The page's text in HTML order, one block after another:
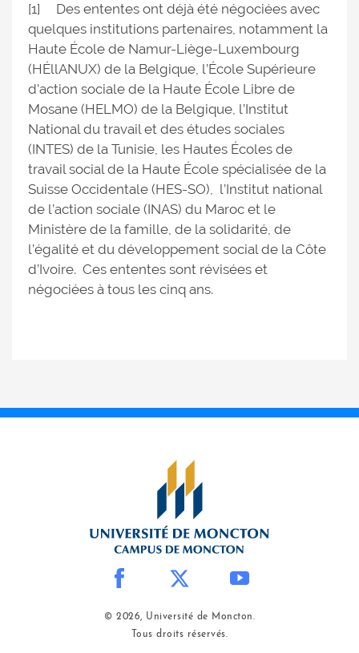
[1] Des ententes ont déjà été négociées avec
quelques institutions partenaires, notamment la
Haute École de Namur-Liège-Luxembourg
(HÉllANUX) de la Belgique, l’École Supérieure
d’action sociale de la Haute École Libre de
Mosane (HELMO) de la Belgique, l’Institut
National du travail et des études sociales
(INTES) de la Tunisie, les Hautes Écoles de
travail social de la Haute École spécialisée de la
Suisse Occidentale (HES-SO), l’Institut national
de l’action sociale (INAS) du Maroc et le
Ministère de la famille, de la solidarité, de
l’égalité et du développement social de la Côte
d’Ivoire. Ces ententes sont révisées et
négociées à tous les cinq ans.
© 2026, Université de Moncton.
Tous droits réservés.